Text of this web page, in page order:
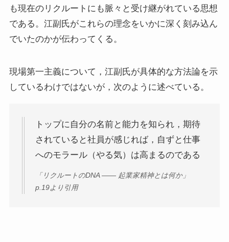
も現在のリクルートにも脈々と受け継がれている思想
である。江副氏がこれらの理念をいかに深く刻み込ん
でいたのかが伝わってくる。
現場第一主義について，江副氏が具体的な方法論を示
しているわけではないが，次のように述べている。
トップに自分の名前と能力を知られ，期待
されていると社員が感じれば，自ずと仕事
へのモラール（やる気）は高まるのである
「リクルートのDNA —— 起業家精神とは何か」
p.19より引用